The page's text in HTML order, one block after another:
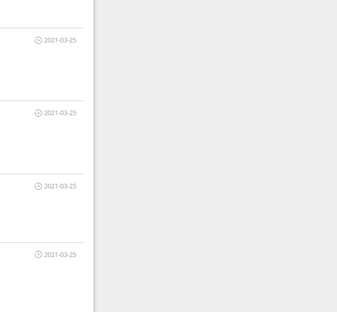
2021-03-25
2021-03-25
2021-03-25
2021-03-25